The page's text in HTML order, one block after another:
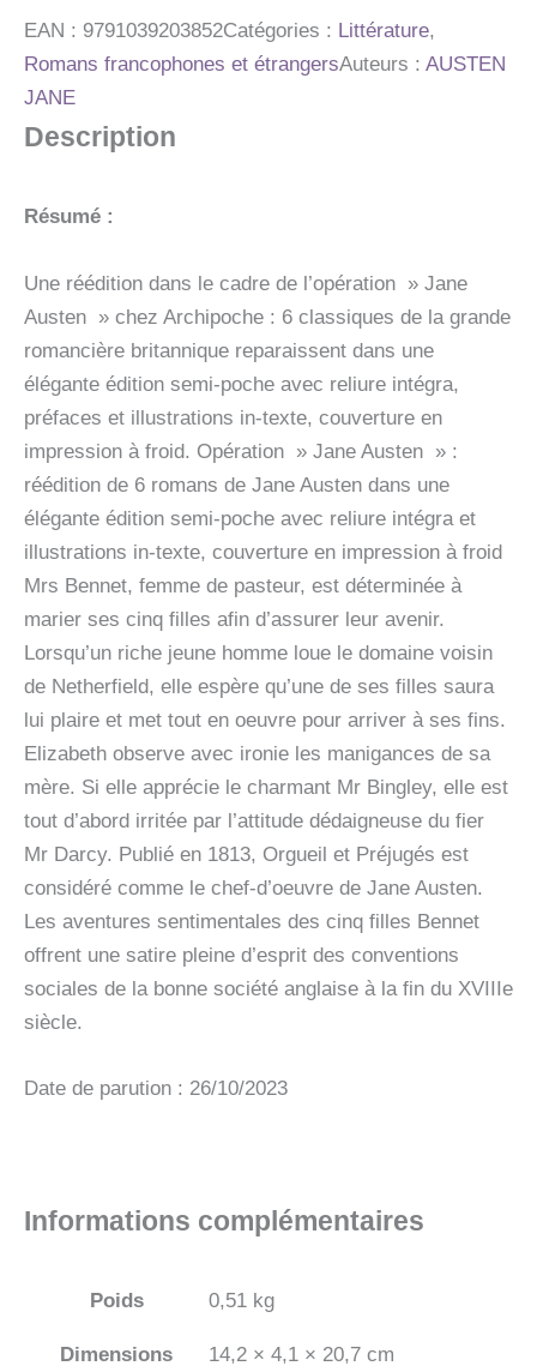
EAN : 9791039203852Catégories : Littérature,
Romans francophones et étrangersAuteurs : AUSTEN
JANE
Description
Résumé :
Une réédition dans le cadre de l’opération » Jane
Austen » chez Archipoche : 6 classiques de la grande
romancière britannique reparaissent dans une
élégante édition semi-poche avec reliure intégra,
préfaces et illustrations in-texte, couverture en
impression à froid. Opération » Jane Austen » :
réédition de 6 romans de Jane Austen dans une
élégante édition semi-poche avec reliure intégra et
illustrations in-texte, couverture en impression à froid
Mrs Bennet, femme de pasteur, est déterminée à
marier ses cinq filles afin d’assurer leur avenir.
Lorsqu’un riche jeune homme loue le domaine voisin
de Netherfield, elle espère qu’une de ses filles saura
lui plaire et met tout en oeuvre pour arriver à ses fins.
Elizabeth observe avec ironie les manigances de sa
mère. Si elle apprécie le charmant Mr Bingley, elle est
tout d’abord irritée par l’attitude dédaigneuse du fier
Mr Darcy. Publié en 1813, Orgueil et Préjugés est
considéré comme le chef-d’oeuvre de Jane Austen.
Les aventures sentimentales des cinq filles Bennet
offrent une satire pleine d’esprit des conventions
sociales de la bonne société anglaise à la fin du XVIIIe
siècle.
Date de parution : 26/10/2023
Informations complémentaires
Poids 0,51 kg
Dimensions 14,2 × 4,1 × 20,7 cm